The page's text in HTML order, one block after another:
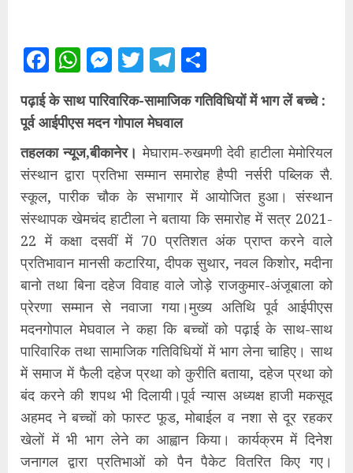
Facebook
WhatsApp
Messenger
TwitterTelegram
पढ़ाई के साथ पारिवारिक-सामाजिक गतिविधियों में भाग लें बच्चे :
पूर्व आईपीएस मदन गोपाल मेघवाल
तहलका न्यूज,बीकानेर। मेघाराम-रुखमणी देवी हाटीला मेमोरियल
संस्थान द्वारा प्रतिभा सम्मान समारोह हैप्पी नर्सरी पब्लिक सै.
स्कूल, पारीक चौक के सभागार में आयोजित हुआ। संस्थान
संस्थापक खेमचंद हाटीला ने बताया कि समारोह में सत्र 2021-
22 में कक्षा दसवीं में 70 प्रतिशत अंक प्राप्त करने वाले
प्रतिभावान मानसी कटारिया, दीपक सुथार, नवल किशोर, मदीना
बानो तथा बिना दहेज विवाह वाले जोड़े राजकुमार-अंजूबाला को
प्रेरणा सम्मान से नवाजा गया।मुख्य अतिथि पूर्व आईपीएस
मदनगोपाल मेघवाल ने कहा कि बच्चों को पढ़ाई के साथ-साथ
पारिवारिक तथा सामाजिक गतिविधियों में भाग लेना चाहिए। साथ
में समाज में फैली दहेज प्रथा को कुरीति बताया, दहेज प्रथा को
बंद करने की शपथ भी दिलायी।पूर्व न्यास अध्यक्ष हाजी मकसूद
अहमद ने बच्चों को फास्ट फूड, मोबाईल व नशा से दूर रहकर
खेलों में भी भाग लेने का आह्वान किया। कार्यक्रम में दिनेश
जनागल द्वारा प्रतिभाओं को पैन पैकेट वितरित किए गए।